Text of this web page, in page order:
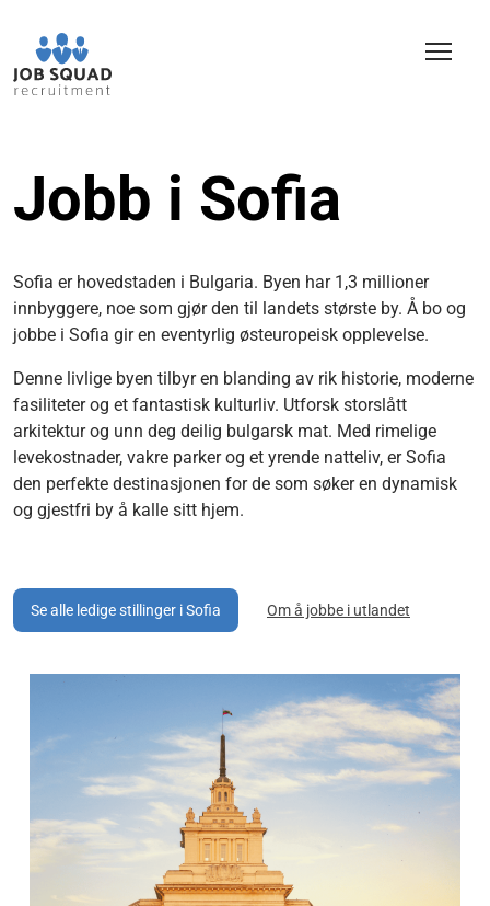
Jobb i Sofia
Sofia er hovedstaden i Bulgaria. Byen har 1,3 millioner
innbyggere, noe som gjør den til landets største by. Å bo og
jobbe i Sofia gir en eventyrlig østeuropeisk opplevelse.
Denne livlige byen tilbyr en blanding av rik historie, moderne
fasiliteter og et fantastisk kulturliv. Utforsk storslått
arkitektur og unn deg deilig bulgarsk mat. Med rimelige
levekostnader, vakre parker og et yrende natteliv, er Sofia
den perfekte destinasjonen for de som søker en dynamisk
og gjestfri by å kalle sitt hjem.
Se alle ledige stillinger i Sofia Om å jobbe i utlandet